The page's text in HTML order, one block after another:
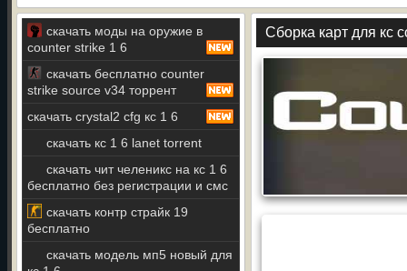
скачать моды на оружие в
counter strike 1 6
скачать бесплатно counter
strike source v34 торрент
скачать crystal2 cfg кс 1 6
скачать кс 1 6 lanet torrent
скачать чит челеникс на кс 1 6
бесплатно без регистрации и смс
скачать контр страйк 19
бесплатно
скачать модель мп5 новый для
Сборка карт для кс